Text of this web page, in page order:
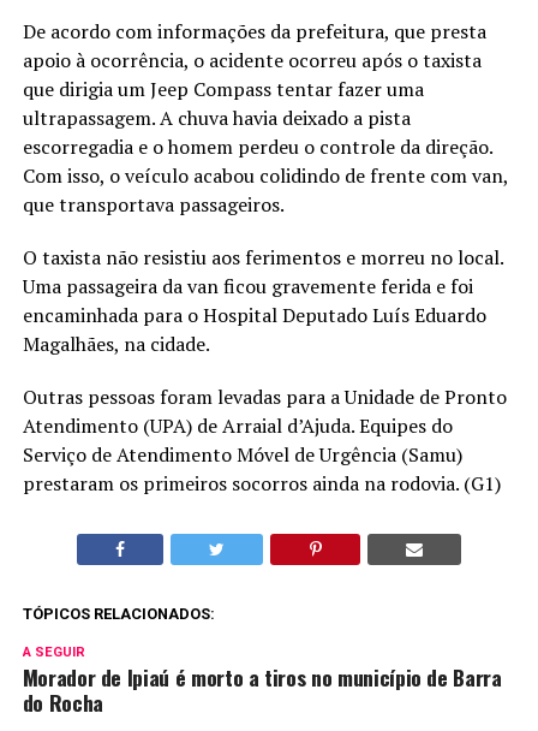
De acordo com informações da prefeitura, que presta
apoio à ocorrência, o acidente ocorreu após o taxista
que dirigia um Jeep Compass tentar fazer uma
ultrapassagem. A chuva havia deixado a pista
escorregadia e o homem perdeu o controle da direção.
Com isso, o veículo acabou colidindo de frente com van,
que transportava passageiros.
O taxista não resistiu aos ferimentos e morreu no local.
Uma passageira da van ficou gravemente ferida e foi
encaminhada para o Hospital Deputado Luís Eduardo
Magalhães, na cidade.
Outras pessoas foram levadas para a Unidade de Pronto
Atendimento (UPA) de Arraial d’Ajuda. Equipes do
Serviço de Atendimento Móvel de Urgência (Samu)
prestaram os primeiros socorros ainda na rodovia. (G1)
TÓPICOS RELACIONADOS:
A SEGUIR
Morador de Ipiaú é morto a tiros no município de Barra
do Rocha